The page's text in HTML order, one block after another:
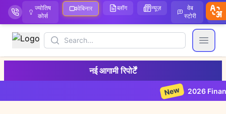
ज्योतिष
कोर्स
वेबिनार ब्लॉग न्यूज़
वेब
स्टोरी
Search
Open
नई आगामी रिपोर्टें
New 2026 Financial